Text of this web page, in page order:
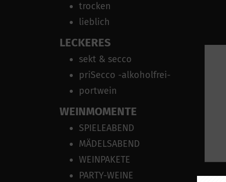
trocken
lieblich
LECKERES
sekt & secco
priSecco -alkoholfrei-
portwein
WEINMOMENTE
SPIELEABEND
MÄDELSABEND
WEINPAKETE
PARTY-WEINE